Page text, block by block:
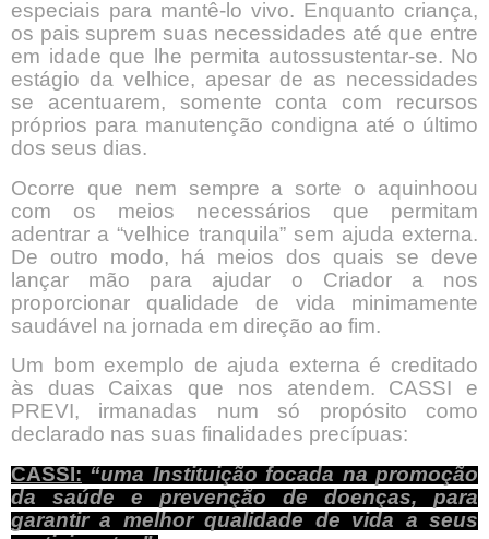
especiais para mantê-lo vivo. Enquanto criança,
os pais suprem suas necessidades até que entre
em idade que lhe permita autossustentar-se. No
estágio da velhice, apesar de as necessidades
se acentuarem, somente conta com recursos
próprios para manutenção condigna até o último
dos seus dias.
Ocorre que nem sempre a sorte o aquinhoou
com os meios necessários que permitam
adentrar a “velhice tranquila” sem ajuda externa.
De outro modo, há meios dos quais se deve
lançar mão para ajudar o Criador a nos
proporcionar qualidade de vida minimamente
saudável na jornada em direção ao fim.
Um bom exemplo de ajuda externa é creditado
às duas Caixas que nos atendem. CASSI e
PREVI, irmanadas num só propósito como
declarado nas suas finalidades precípuas:
CASSI: “uma Instituição focada na promoção
da saúde e prevenção de doenças, para
garantir a melhor qualidade de vida a seus